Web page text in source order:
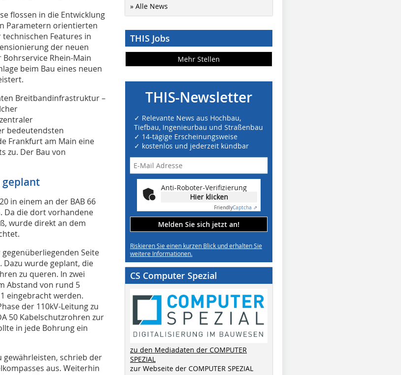
flossen in die Entwicklung
Parametern orientierten
Features in
der neuen
Rhein-Main
beim Bau eines neuen
Breitbandinfrastruktur –
bedeutendsten
Frankfurt am Main eine
zu. Der Bau von
geplant
in einem an der BAB 66
Da die dort vorhandene
wurde direkt an dem
Seite
Dazu wurde geplant, die
zu queren. In zwei
Abstand von rund 5
eingebracht werden.
der 110kV-Leitung zu
50 Kabelschutzrohren zur
in jede Bohrung ein
gewährleisten, schrieb der
aus. Weiterhin
» Alle News
THIS Jobs
Mehr Stellen
THIS-Newsletter
✓ Relevante News aus Hochbau,
Tiefbau, Ingenieurbau und Straßenbau
✓ 14-tägige Erscheinungsweise
✓ kostenlos und jederzeit kündbar
Anti-Roboter-Verifizierung
Hier klicken
FriendlyCaptcha ⇗
Melden Sie sich jetzt an!
Riskieren Sie einen kurzen Blick und erhalten Sie
weitere Informationen.
CS Computer Spezial
zu den Mediadaten der COMPUTER
SPEZIAL
zur Webseite der COMPUTER SPEZIAL